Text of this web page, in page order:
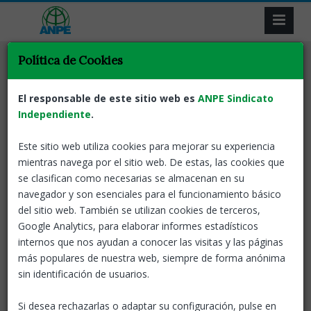
Selecciona la categoría de tu interés
Totes les notícies
Ampliació de Plantilla i Complement
retributiu Programa SIM
Es creen 1.096 dotacions de personal docent. Es
crea un complement econòmic per a coordinadors i
referents territorials del Programa temporal de
Política de Cookies
El responsable de este sitio web es ANPE Sindicato
Independiente.
Este sitio web utiliza cookies para mejorar su experiencia
mientras navega por el sitio web. De estas, las cookies que
se clasifican como necesarias se almacenan en su
navegador y son esenciales para el funcionamiento básico
del sitio web. También se utilizan cookies de terceros,
Google Analytics, para elaborar informes estadísticos
internos que nos ayudan a conocer las visitas y las páginas
más populares de nuestra web, siempre de forma anónima
sin identificación de usuarios.
Si desea rechazarlas o adaptar su configuración, pulse en